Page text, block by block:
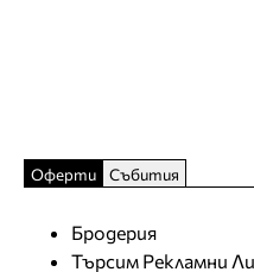
Оферти Събития
Бродерия
Търсим Рекламни